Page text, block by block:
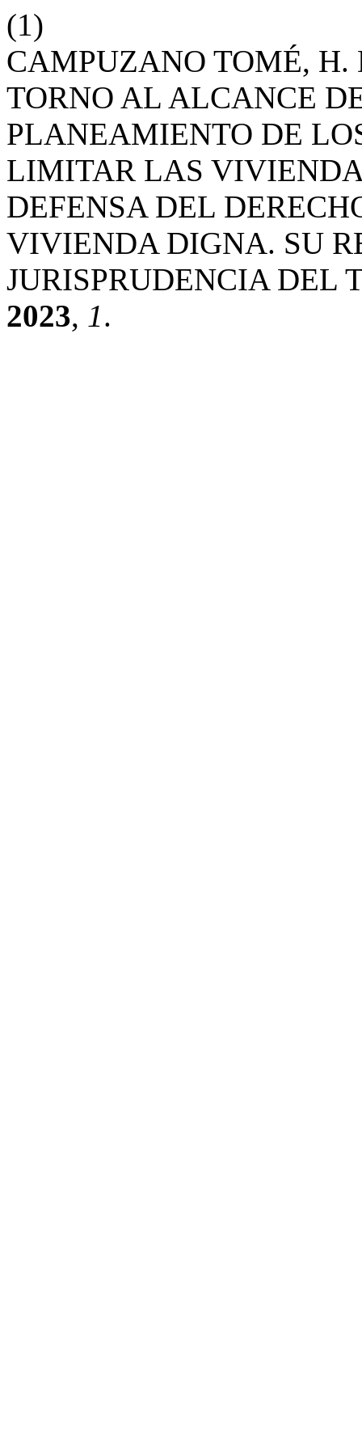
(1)
CAMPUZANO TOMÉ, H.
TORNO AL ALCANCE
PLANEAMIENTO DE
LIMITAR LAS
DEFENSA DEL
VIVIENDA DIGNA. SU
JURISPRUDENCIA DEL
2023, 1.